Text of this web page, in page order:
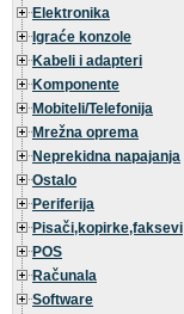
Elektronika
Igraće konzole
Kabeli i adapteri
Komponente
Mobiteli/Telefonija
Mrežna oprema
Neprekidna napajanja
Ostalo
Periferija
Pisači,kopirke,faksevi
POS
Računala
Software